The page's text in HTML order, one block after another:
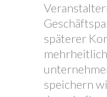
späterer
mehrheitlich
speichern